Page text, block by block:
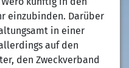
einzubinden. Darüber
in einer
auf den
den Zweckverband